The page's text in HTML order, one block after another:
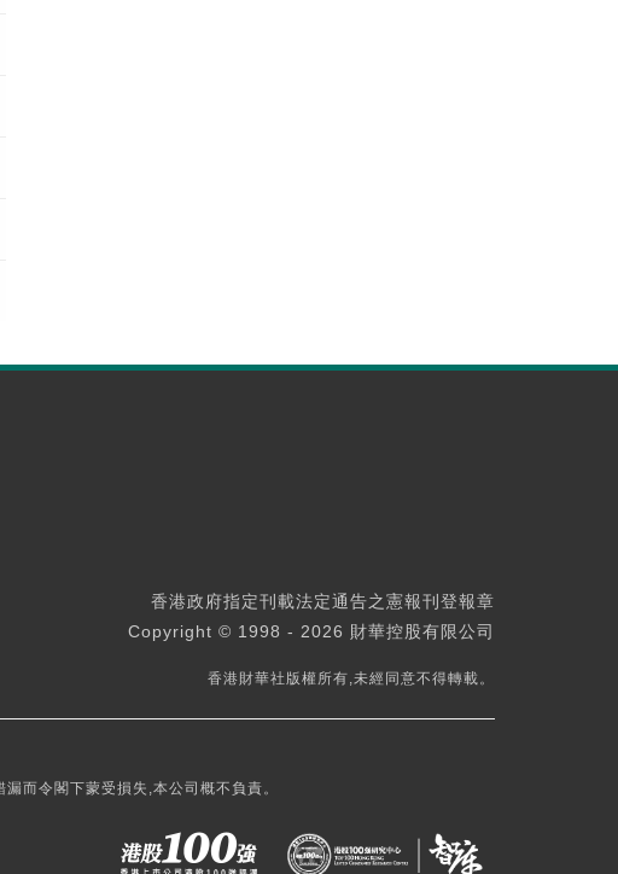
香港政府指定刊載法定通告之憲報刊登報章
Copyright © 1998 - 2026 財華控股有限公司
香港財華社版權所有,未經同意不得轉載。
而令閣下蒙受損失,本公司概不負責。